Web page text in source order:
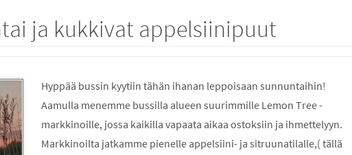
ja kukkivat appelsiinipuut
Hyppää bussin kyytiin tähän ihanan leppoisaan sunnuntaihin!
Aamulla menemme bussilla alueen suurimmille Lemon Tree -
markkinoille, jossa kaikilla vapaata aikaa ostoksiin ja ihmettelyyn.
Markkinoilta jatkamme pienelle appelsiini- ja sitruunatilalle,( tällä